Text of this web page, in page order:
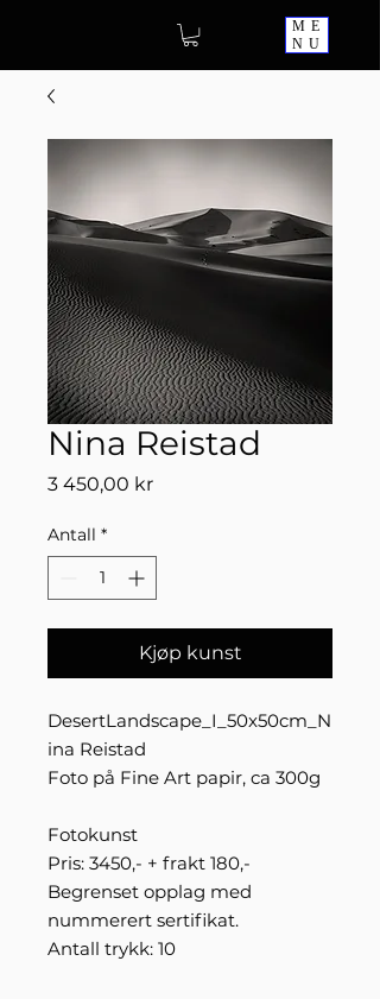
ME
NU
Nina Reistad
3 450,00 krPris
Antall *
Kjøp kunst
DesertLandscape_I_50x50cm_N
ina Reistad
Foto på Fine Art papir, ca 300g
Fotokunst
Pris: 3450,- + frakt 180,-
Begrenset opplag med
nummerert sertifikat.
Antall trykk: 10